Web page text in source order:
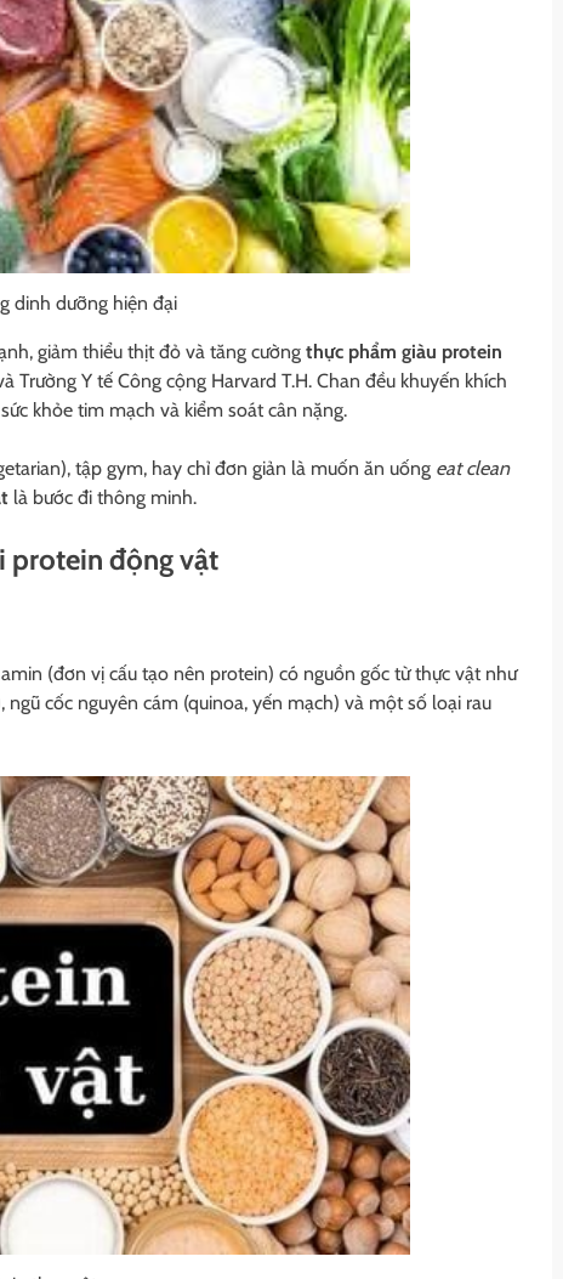
dinh dưỡng hiện đại
giảm thiểu thịt đỏ và tăng cường thực phẩm giàu protein
Trường Y tế Công cộng Harvard T.H. Chan đều khuyến khích
khỏe tim mạch và kiểm soát cân nặng.
tập gym, hay chỉ đơn giản là muốn ăn uống eat clean
là bước đi thông minh.
protein động vật
(đơn vị cấu tạo nên protein) có nguồn gốc từ thực vật như
cốc nguyên cám (quinoa, yến mạch) và một số loại rau